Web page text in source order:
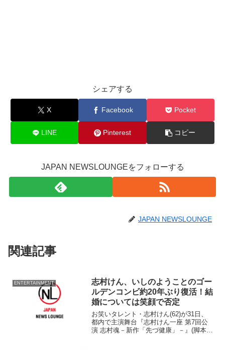
シェアする
X Facebook Pocket
LINE Pinterest コピー
JAPAN NEWSLOUNGEをフォローする
JAPAN NEWSLOUNGE
関連記事
ENTERTAINMENT
志村けん、いしのようことのゴー
ルデンコンビ約20年ぶり復活！結
婚については笑顔で否定
お笑いタレント・志村けん(62)が31日、
都内で主演舞台『志村けん一座 第7回公
演 志村魂－新作「先づ健康」－』(脚本・